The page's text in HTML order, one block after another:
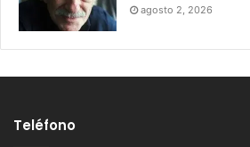
agosto 2, 2026
Teléfono